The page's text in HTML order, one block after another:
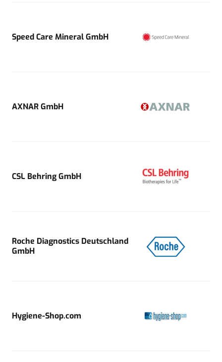
Speed Care Mineral GmbH
AXNAR GmbH
CSL Behring GmbH
Roche Diagnostics Deutschland
GmbH
Hygiene-Shop.com